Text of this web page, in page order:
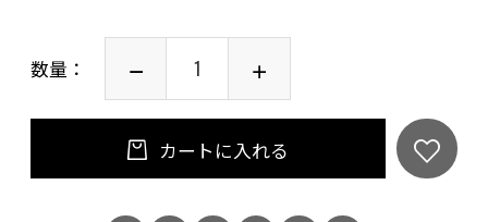
数量：
カートに入れる